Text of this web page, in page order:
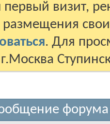
первый визит,
. Для
форума